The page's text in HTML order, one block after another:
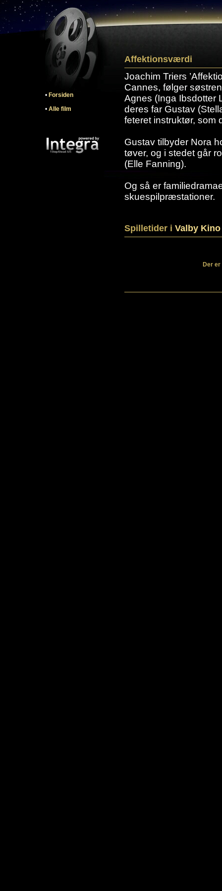
• Forsiden
• Alle film
Affektionsværdi
Joachim Triers
Cannes, følger
Agnes (Inga Ibsdotter
deres far Gustav
feteret instruktør, som
Gustav tilbyder Nora
tøver, og i stedet går
(Elle Fanning).
Og så er
skuespilpræstationer.
Spilletider i Valby Kino
Der